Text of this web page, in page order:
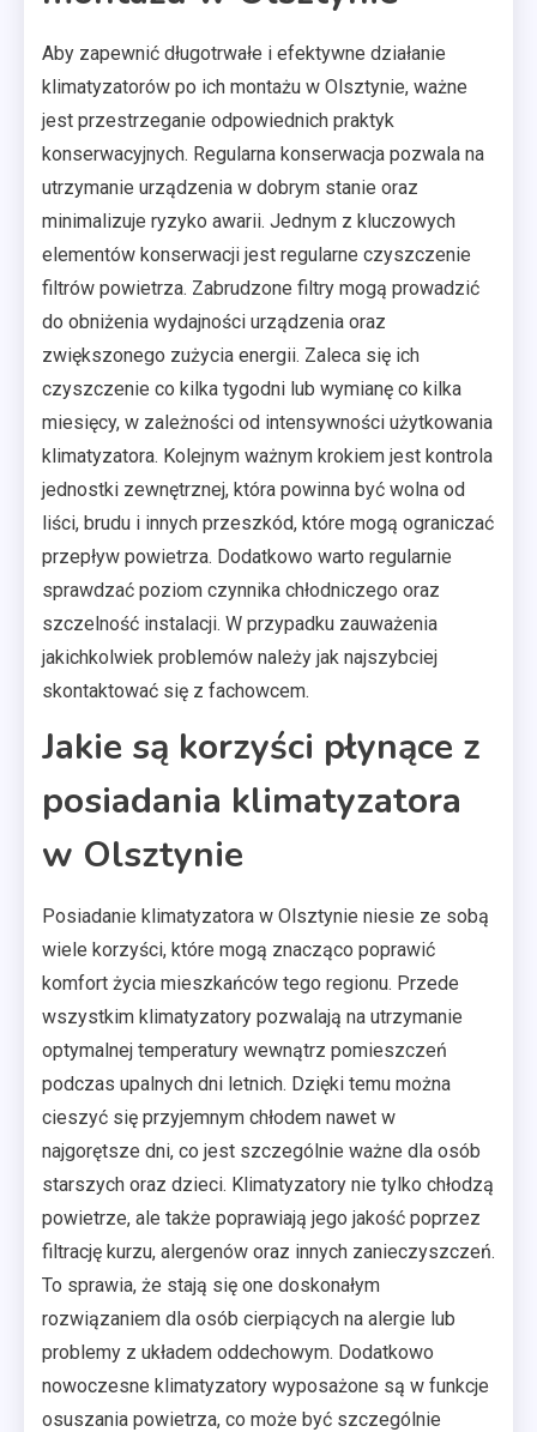
Aby zapewnić długotrwałe i efektywne działanie
klimatyzatorów po ich montażu w Olsztynie, ważne
jest przestrzeganie odpowiednich praktyk
konserwacyjnych. Regularna konserwacja pozwala na
utrzymanie urządzenia w dobrym stanie oraz
minimalizuje ryzyko awarii. Jednym z kluczowych
elementów konserwacji jest regularne czyszczenie
filtrów powietrza. Zabrudzone filtry mogą prowadzić
do obniżenia wydajności urządzenia oraz
zwiększonego zużycia energii. Zaleca się ich
czyszczenie co kilka tygodni lub wymianę co kilka
miesięcy, w zależności od intensywności użytkowania
klimatyzatora. Kolejnym ważnym krokiem jest kontrola
jednostki zewnętrznej, która powinna być wolna od
liści, brudu i innych przeszkód, które mogą ograniczać
przepływ powietrza. Dodatkowo warto regularnie
sprawdzać poziom czynnika chłodniczego oraz
szczelność instalacji. W przypadku zauważenia
jakichkolwiek problemów należy jak najszybciej
skontaktować się z fachowcem.
Jakie są korzyści płynące z
posiadania klimatyzatora
w Olsztynie
Posiadanie klimatyzatora w Olsztynie niesie ze sobą
wiele korzyści, które mogą znacząco poprawić
komfort życia mieszkańców tego regionu. Przede
wszystkim klimatyzatory pozwalają na utrzymanie
optymalnej temperatury wewnątrz pomieszczeń
podczas upalnych dni letnich. Dzięki temu można
cieszyć się przyjemnym chłodem nawet w
najgorętsze dni, co jest szczególnie ważne dla osób
starszych oraz dzieci. Klimatyzatory nie tylko chłodzą
powietrze, ale także poprawiają jego jakość poprzez
filtrację kurzu, alergenów oraz innych zanieczyszczeń.
To sprawia, że stają się one doskonałym
rozwiązaniem dla osób cierpiących na alergie lub
problemy z układem oddechowym. Dodatkowo
nowoczesne klimatyzatory wyposażone są w funkcje
osuszania powietrza, co może być szczególnie